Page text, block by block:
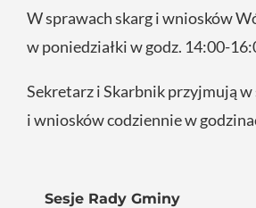
W sprawach skarg i wniosków
w poniedziałki w godz. 14:00-
Sekretarz i Skarbnik przyjmują w
i wniosków codziennie w
Sesje Rady Gminy